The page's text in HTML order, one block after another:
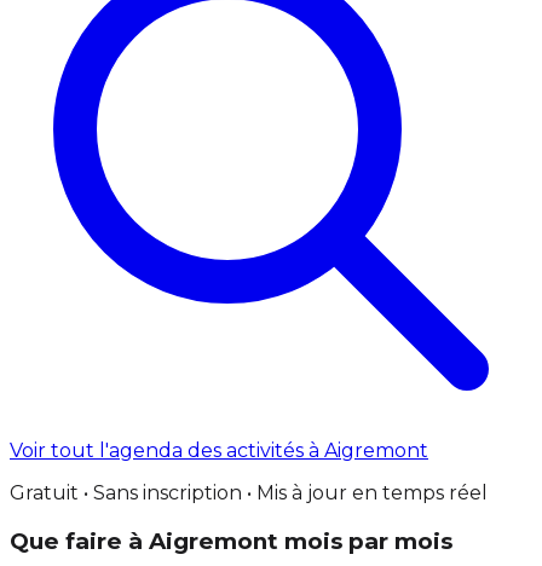
Voir tout l'agenda des activités à Aigremont
Gratuit • Sans inscription • Mis à jour en temps réel
Que faire à Aigremont mois par mois